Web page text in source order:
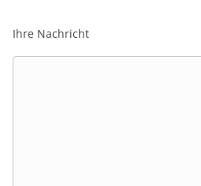
Ihre Nachricht